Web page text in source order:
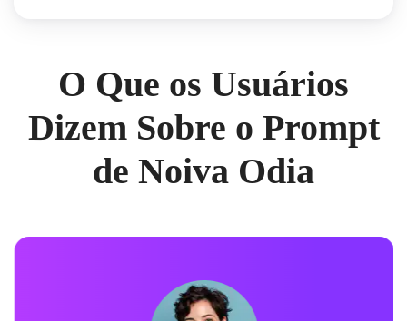
O Que os Usuários
Dizem Sobre o Prompt
de Noiva Odia